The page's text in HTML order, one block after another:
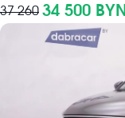
37 260 34 500 BYN